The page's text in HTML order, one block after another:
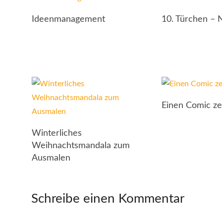
Ideenmanagement 10. Türchen –
Winterliches
Weihnachtsmandala zum
Ausmalen
Einen Comic
Schreibe einen Kommentar